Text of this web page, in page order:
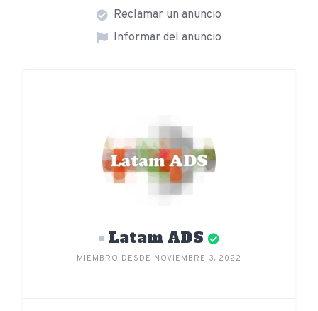
Reclamar un anuncio
Informar del anuncio
Latam ADS
MIEMBRO DESDE NOVIEMBRE 3, 2022